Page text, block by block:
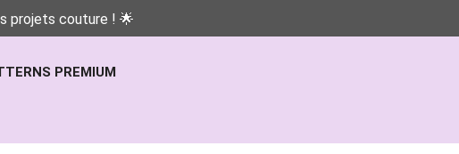
projets couture ! 🌟
PREMIUM